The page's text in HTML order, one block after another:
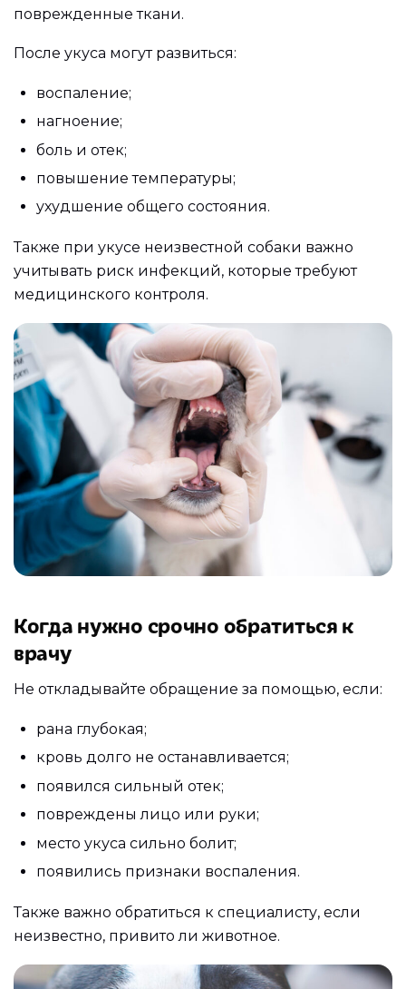
поврежденные ткани.
После укуса могут развиться:
воспаление;
нагноение;
боль и отек;
повышение температуры;
ухудшение общего состояния.
Также при укусе неизвестной собаки важно
учитывать риск инфекций, которые требуют
медицинского контроля.
Когда нужно срочно обратиться к
врачу
Не откладывайте обращение за помощью, если:
рана глубокая;
кровь долго не останавливается;
появился сильный отек;
повреждены лицо или руки;
место укуса сильно болит;
появились признаки воспаления.
Также важно обратиться к специалисту, если
неизвестно, привито ли животное.